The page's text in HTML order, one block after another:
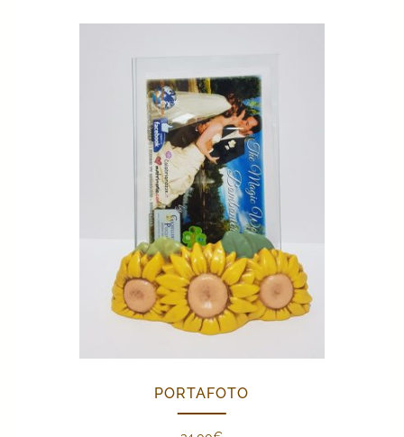
PORTAFOTO